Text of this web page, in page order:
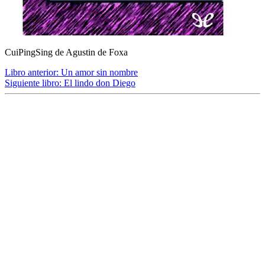
CuiPingSing de Agustin de Foxa
Libro anterior: Un amor sin nombre
Siguiente libro: El lindo don Diego